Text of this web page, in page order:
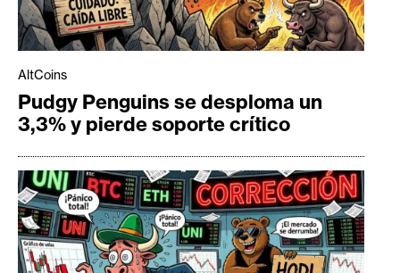
AltCoins
Pudgy Penguins se desploma un
3,3% y pierde soporte crítico